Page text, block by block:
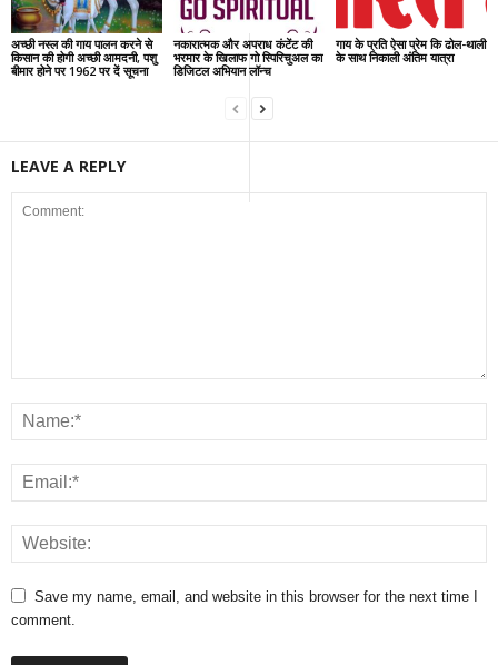
अच्छी नस्ल की गाय पालन करने से
किसान की होगी अच्छी आमदनी, पशु
बीमार होने पर 1962 पर दें सूचना
नकारात्मक और अपराध कंटेंट की
भरमार के खिलाफ गो स्पिरिचुअल का
डिजिटल अभियान लॉन्च
गाय के प्रति ऐसा प्रेम कि ढोल-थाली
के साथ निकाली अंतिम यात्रा
LEAVE A REPLY
Save my name, email, and website in this browser for the next time I
comment.